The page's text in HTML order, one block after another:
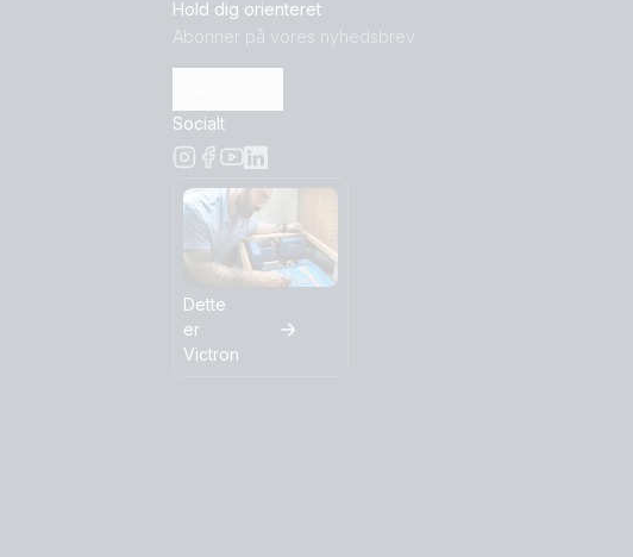
Hold dig orienteret
Abonner på vores nyhedsbrev
Socialt
Dette
er
Victron